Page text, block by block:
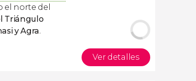
el norte del
Triángulo
y Agra.
Ver detalles